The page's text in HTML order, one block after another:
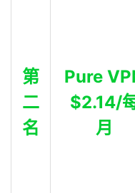
第
二
名
Pure
$2.14/
月